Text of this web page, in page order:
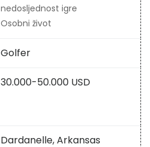
nedosljednost igre
Osobni život
Golfer
30.000-50.000 USD
Dardanelle, Arkansas